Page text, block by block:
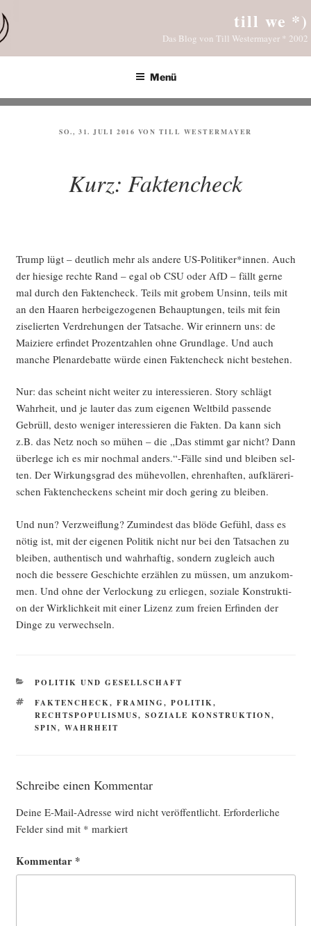
Inhalt
springen
till we *)
Das Blog von Till Westermayer * 2002
Menü
VERÖFFENTLICHT
SO., 31. JULI 2016 VON TILL WESTERMAYER
Kurz: Faktencheck
Trump lügt – deut­lich mehr als ande­re US-Politiker*innen. Auch
der hie­si­ge rech­te Rand – egal ob CSU oder AfD – fällt ger­ne
mal durch den Fak­ten­check. Teils mit gro­bem Unsinn, teils mit
an den Haa­ren her­bei­ge­zo­ge­nen Behaup­tun­gen, teils mit fein
zise­lier­ten Ver­dre­hun­gen der Tat­sa­che. Wir erin­nern uns: de
Mai­zie­re erfin­det Pro­zent­zah­len ohne Grund­la­ge. Und auch
man­che Ple­nar­de­bat­te wür­de einen Fak­ten­check nicht bestehen.
Nur: das scheint nicht wei­ter zu inter­es­sie­ren. Sto­ry schlägt
Wahr­heit, und je lau­ter das zum eige­nen Welt­bild pas­sen­de
Gebrüll, des­to weni­ger inter­es­sie­ren die Fak­ten. Da kann sich
z.B. das Netz noch so mühen – die „Das stimmt gar nicht? Dann
über­le­ge ich es mir noch­mal anders.“-Fälle sind und blei­ben sel­
ten. Der Wir­kungs­grad des mühe­vol­len, ehren­haf­ten, auf­klä­re­ri­
schen Fak­ten­che­ckens scheint mir doch gering zu bleiben.
Und nun? Ver­zweif­lung? Zumin­dest das blö­de Gefühl, dass es
nötig ist, mit der eige­nen Poli­tik nicht nur bei den Tat­sa­chen zu
blei­ben, authen­tisch und wahr­haf­tig, son­dern zugleich auch
noch die bes­se­re Geschich­te erzäh­len zu müs­sen, um anzu­kom­
men. Und ohne der Ver­lo­ckung zu erlie­gen, sozia­le Kon­struk­ti­
on der Wirk­lich­keit mit einer Lizenz zum frei­en Erfin­den der
Din­ge zu verwechseln.
KATEGORIEN
POLITIK UND GESELLSCHAFT
SCHLAGWÖRTER
FAKTENCHECK, FRAMING, POLITIK,
RECHTSPOPULISMUS, SOZIALE KONSTRUKTION,
SPIN, WAHRHEIT
Schreibe einen Kommentar
Deine E-Mail-Adresse wird nicht veröffentlicht. Erforderliche
Felder sind mit * markiert
Kommentar *